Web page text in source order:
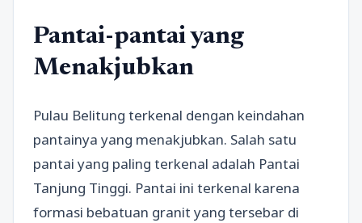
Pantai-pantai yang
Menakjubkan
Pulau Belitung terkenal dengan keindahan
pantainya yang menakjubkan. Salah satu
pantai yang paling terkenal adalah Pantai
Tanjung Tinggi. Pantai ini terkenal karena
formasi bebatuan granit yang tersebar di